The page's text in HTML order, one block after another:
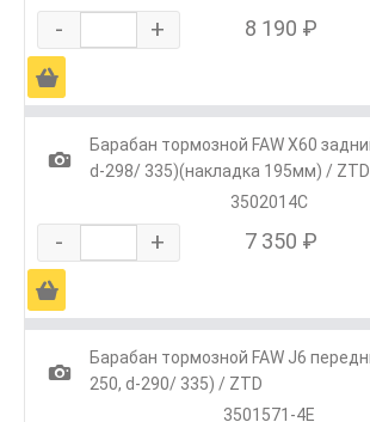
- + 8 190 ₽
Ä
1
Барабан тормозной FAW Х60
d-298/ 335)(накладка 195мм) / ZTD
3502014С
- + 7 350 ₽
Ä
1
Барабан тормозной FAW J6
250, d-290/ 335) / ZTD
3501571-4Е